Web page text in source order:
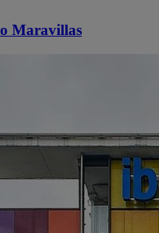
Maravillas